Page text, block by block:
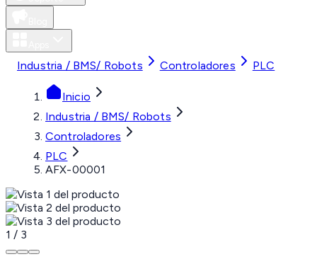
Industria / BMS/ Robots Controladores PLC
Inicio
Industria / BMS/ Robots
Controladores
PLC
AFX-00001
1 / 3